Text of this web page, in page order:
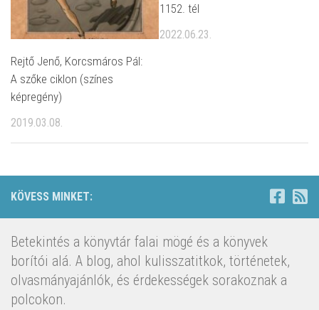
Rejtő Jenő, Korcsmáros Pál:
A szőke ciklon (színes
képregény)
2019.03.08.
1152. tél
2022.06.23.
KÖVESS MINKET:
Betekintés a könyvtár falai mögé és a könyvek
borítói alá. A blog, ahol kulisszatitkok, történetek,
olvasmányajánlók, és érdekességek sorakoznak a
polcokon.